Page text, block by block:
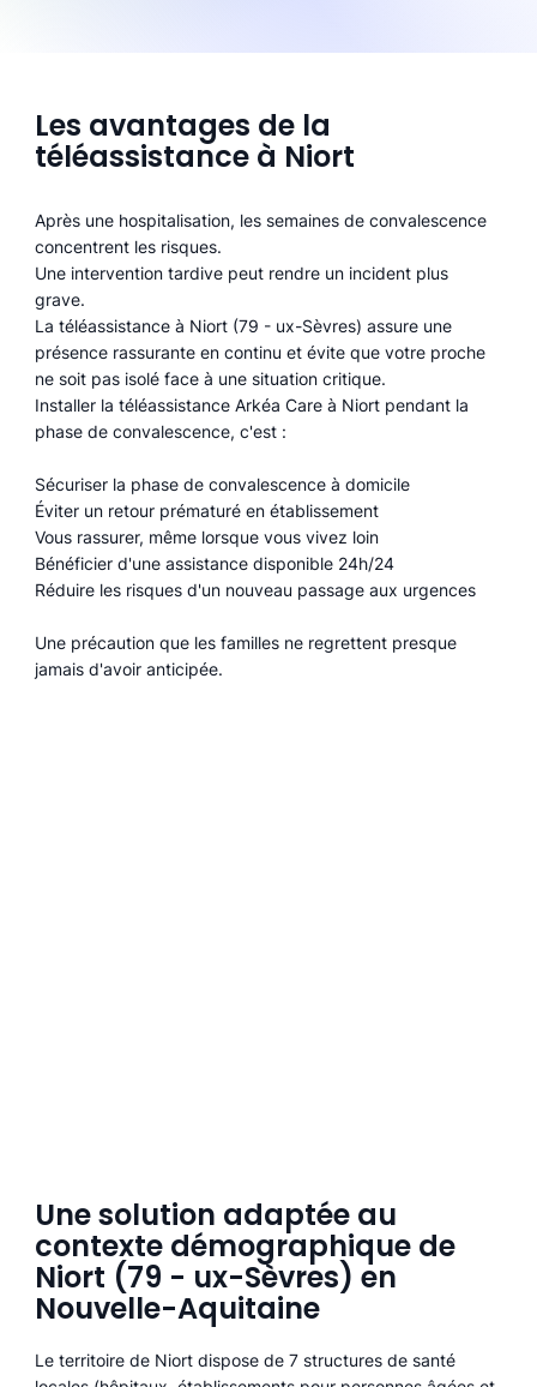
Les avantages de la
téléassistance à Niort
Après une hospitalisation, les semaines de convalescence
concentrent les risques.
Une intervention tardive peut rendre un incident plus
grave.
La téléassistance à Niort (79 - ux-Sèvres) assure une
présence rassurante en continu et évite que votre proche
ne soit pas isolé face à une situation critique.
Installer la téléassistance Arkéa Care à Niort pendant la
phase de convalescence, c'est :
Sécuriser la phase de convalescence à domicile
Éviter un retour prématuré en établissement
Vous rassurer, même lorsque vous vivez loin
Bénéficier d'une assistance disponible 24h/24
Réduire les risques d'un nouveau passage aux urgences
Une précaution que les familles ne regrettent presque
jamais d'avoir anticipée.
Une solution adaptée au
contexte démographique de
Niort (79 - ux-Sèvres) en
Nouvelle-Aquitaine
Le territoire de Niort dispose de 7 structures de santé